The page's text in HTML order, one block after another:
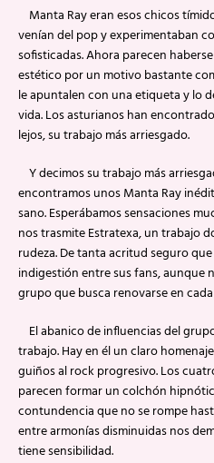
Manta Ray eran esos chicos
venían del pop y experimentaban
sofisticadas. Ahora parecen
estético por un motivo bastante
le apuntalen con una etiqueta y lo
vida. Los asturianos han
lejos, su trabajo más arriesgado.
Y decimos su trabajo más
encontramos unos Manta Ray
sano. Esperábamos sensaciones
nos trasmite Estratexa, un trabajo
rudeza. De tanta acritud seguro
indigestión entre sus fans, aunque
grupo que busca renovarse en
El abanico de influencias del
trabajo. Hay en él un claro
guiños al rock progresivo. Los
parecen formar un colchón
contundencia que no se rompe
entre armonías disminuidas nos
tiene sensibilidad.